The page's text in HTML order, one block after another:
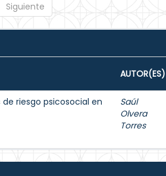
Siguiente
AUTOR(ES)
riesgo psicosocial en
Saúl
Olvera
Torres